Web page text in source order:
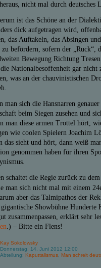
nicht mal durch deutsches
ist das Schöne an der
dick aufgetragen wird,
das Auftakeln, das Absingen
befördern, sofern der „Ruck“,
Bewegung Richtung
Nationalbesoffenheit gar nicht
was an der chauvinistischen
man sich die Hansnarren
beim Siegen zusehen und
man diese armen Trottel hört,
wie coolen Spielern Joachim
das sieht und hört, dann weiß
genommen haben für ihren
schaltet die Regie zurück zu
man sich nicht mal mit einem
aber das Talmipathos der
Showbühne
zusammenpassen, erklärt sehr
.) – Bitte ein Flens!
Kay Sokolowsky
Donnerstag, 14. Juni 2012 12:00
Abteilung: Kaputtalismus Man schreit